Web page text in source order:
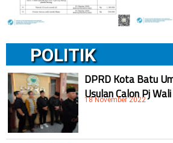
POLITIK
DPRD Kota Batu
Usulan Calon Pj
18 November 2022